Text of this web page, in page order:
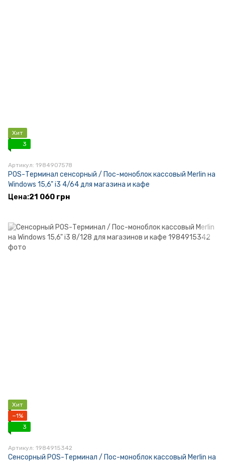
Хит
3
Артикул: 1984907578
POS-Терминал сенсорный / Пос-моноблок кассовый Merlin на
Windows 15,6" i3 4/64 для магазина и кафе
21 060 грн
Хит
−1%
3
Артикул: 1984915342
Сенсорный POS-Терминал / Пос-моноблок кассовый Merlin на